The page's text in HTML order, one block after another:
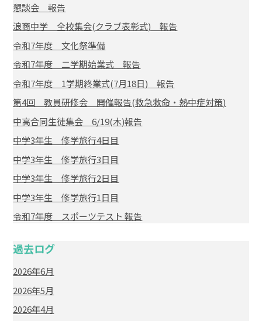
懇談会 報告
浪商中学 全校集会(クラブ表彰式) 報告
令和7年度 文化祭準備
令和7年度 二学期始業式 報告
令和7年度 1学期終業式(7月18日) 報告
第4回 教員研修会 開催報告(救急救命・熱中症対策)
中高合同生徒集会 6/19(木)報告
中学3年生 修学旅行4日目
中学3年生 修学旅行3日目
中学3年生 修学旅行2日目
中学3年生 修学旅行1日目
令和7年度 スポーツテスト 報告
過去ログ
2026年6月
2026年5月
2026年4月